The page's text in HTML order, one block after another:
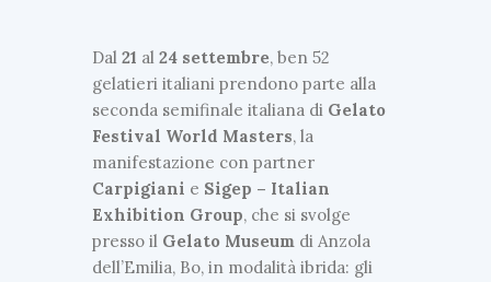
Dal 21 al 24 settembre, ben 52
gelatieri italiani prendono parte alla
seconda semifinale italiana di Gelato
Festival World Masters, la
manifestazione con partner
Carpigiani e Sigep – Italian
Exhibition Group, che si svolge
presso il Gelato Museum di Anzola
dell’Emilia, Bo, in modalità ibrida: gli